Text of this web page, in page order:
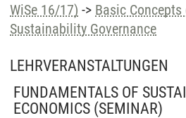
WiSe 16/17) -> Basic
Sustainability Governance
LEHRVERANSTALTUNGEN
FUNDAMENTALS OF
ECONOMICS (SEMINAR)